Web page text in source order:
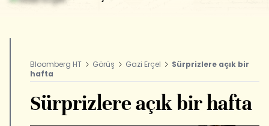
Bloomberg HT Görüş Gazi Erçel
Sürprizlere açık bir
hafta
Sürprizlere açık bir hafta